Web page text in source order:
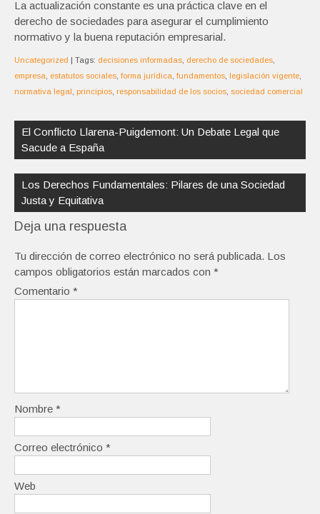
La actualización constante es una práctica clave en el
derecho de sociedades para asegurar el cumplimiento
normativo y la buena reputación empresarial.
Uncategorized | Tags: decisiones informadas derecho de sociedades
empresa
estatutos sociales forma jurídica fundamentos legislación vigente
normativa legal
principios responsabilidad de los socios sociedad comercial
de
entradas
El Conflicto Llarena-Puigdemont: Un Debate Legal que
Sacude a España
Los Derechos Fundamentales: Pilares de una Sociedad
Justa y Equitativa
Deja una respuesta
Tu dirección de correo electrónico no será publicada. Los
campos obligatorios están marcados con *
Comentario *
Nombre *
Correo electrónico *
Web